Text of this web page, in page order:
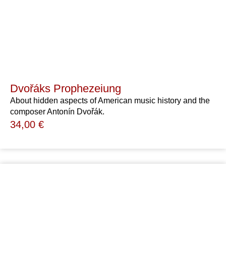
Dvořáks Prophezeiung
About hidden aspects of American music history and the
composer Antonín Dvořák.
34,00 €